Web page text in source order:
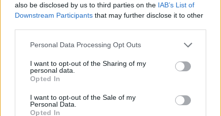
also be disclosed by us to third parties on the IAB’s List of
Downstream Participants that may further disclose it to other
Personal Data Processing Opt Outs
I want to opt-out of the Sharing of my
personal data.
Opted In
I want to opt-out of the Sale of my
Personal Data.
Opted In